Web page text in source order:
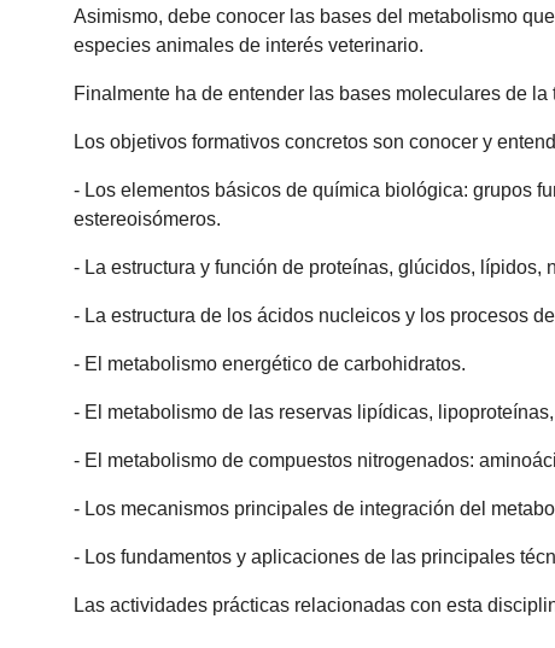
Asimismo, debe conocer las bases del metabolismo
especies animales de interés veterinario.
Finalmente ha de entender las bases moleculares de
Los objetivos formativos concretos son conocer y
- Los elementos básicos de química biológica: grupos
estereoisómeros.
- La estructura y función de proteínas, glúcidos, lípidos,
- La estructura de los ácidos nucleicos y los procesos
- El metabolismo energético de carbohidratos.
- El metabolismo de las reservas lipídicas,
- El metabolismo de compuestos nitrogenados:
- Los mecanismos principales de integración del
- Los fundamentos y aplicaciones de las principales
Las actividades prácticas relacionadas con esta